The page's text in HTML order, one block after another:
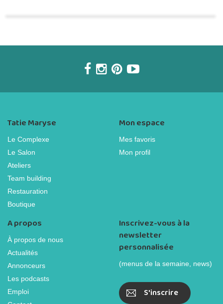
Tatie Maryse
Le Complexe
Le Salon
Ateliers
Team building
Restauration
Boutique
Mon espace
Mes favoris
Mon profil
A propos
À propos de nous
Actualités
Annonceurs
Les podcasts
Emploi
Inscrivez-vous à la
newsletter
personnalisée
(menus de la semaine, news)
S'inscrire